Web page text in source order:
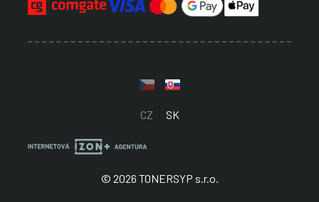
CZ SK
© 2026 TONERSYP s.r.o.